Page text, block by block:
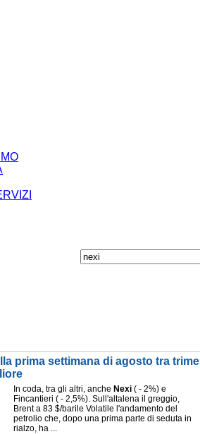
prima settimana di agosto tra
In coda, tra gli altri, anche Nexi ( - 2%) e
Fincantieri ( - 2,5%). Sull'altalena il greggio,
Brent a 83 $/barile Volatile l'andamento del
petrolio che, dopo una prima parte di seduta in
rialzo, ha ...